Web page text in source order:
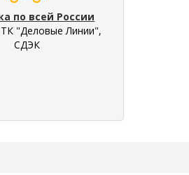
по всей России
"Деловые Линии",
СДЭК